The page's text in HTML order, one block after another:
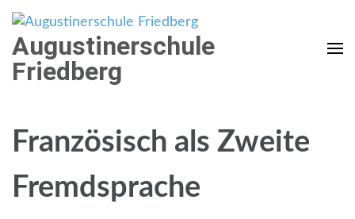
Weiter
zum
Inhalt
(Enter
Augustinerschule
Friedberg
Französisch als Zweite
Fremdsprache